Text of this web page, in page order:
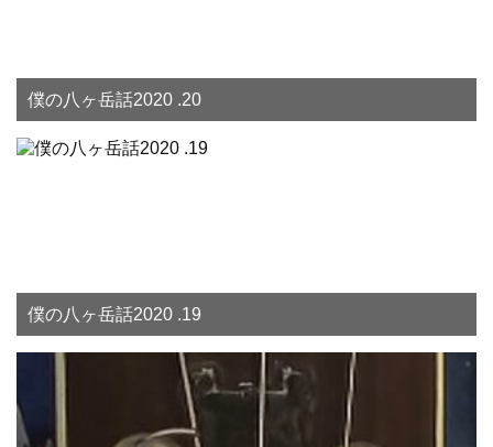
僕の八ヶ岳話2020 .20
僕の八ヶ岳話2020 .19